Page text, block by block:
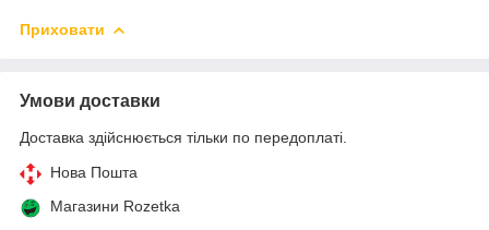
Приховати
Умови доставки
Доставка здійснюється тільки по передоплаті.
Нова Пошта
Магазини Rozetka